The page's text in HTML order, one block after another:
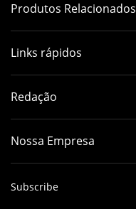
Produtos Relacionados
Links rápidos
Redação
Nossa Empresa
Subscribe